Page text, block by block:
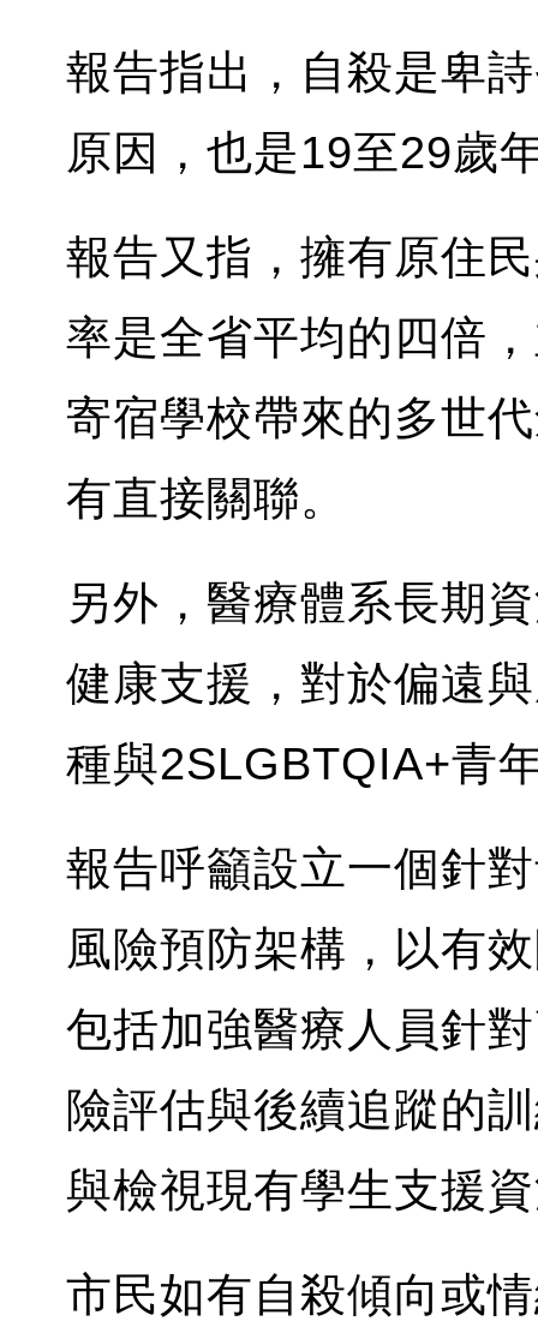
報告指出，自殺是卑
原因，也是19至29歲
報告又指，擁有原住
率是全省平均的四倍
寄宿學校帶來的多世
有直接關聯。
另外，醫療體系長期
健康支援，對於偏遠
種與2SLGBTQIA+青
報告呼籲設立一個針
風險預防架構，以有
包括加強醫療人員針
險評估與後續追蹤的
與檢視現有學生支援
市民如有自殺傾向或